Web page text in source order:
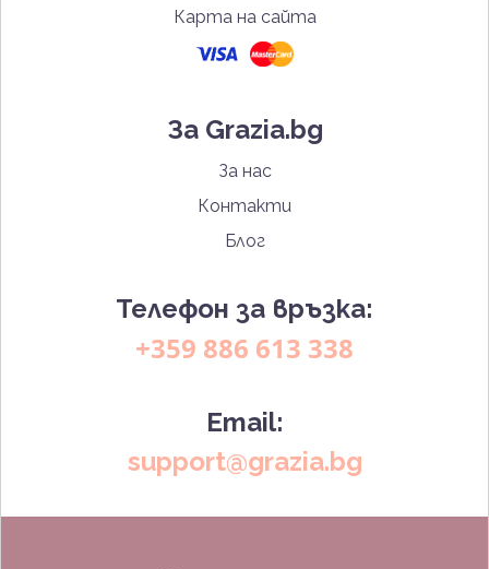
Карта на сайта
За Grazia.bg
За нас
Контакти
Блог
Телефон за връзка:
+359 886 613 338
Email:
support@grazia.bg